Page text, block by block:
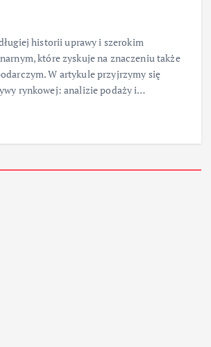
historii uprawy i szerokim
które zyskuje na znaczeniu także
W artykule przyjrzymy się
rynkowej: analizie podaży i…